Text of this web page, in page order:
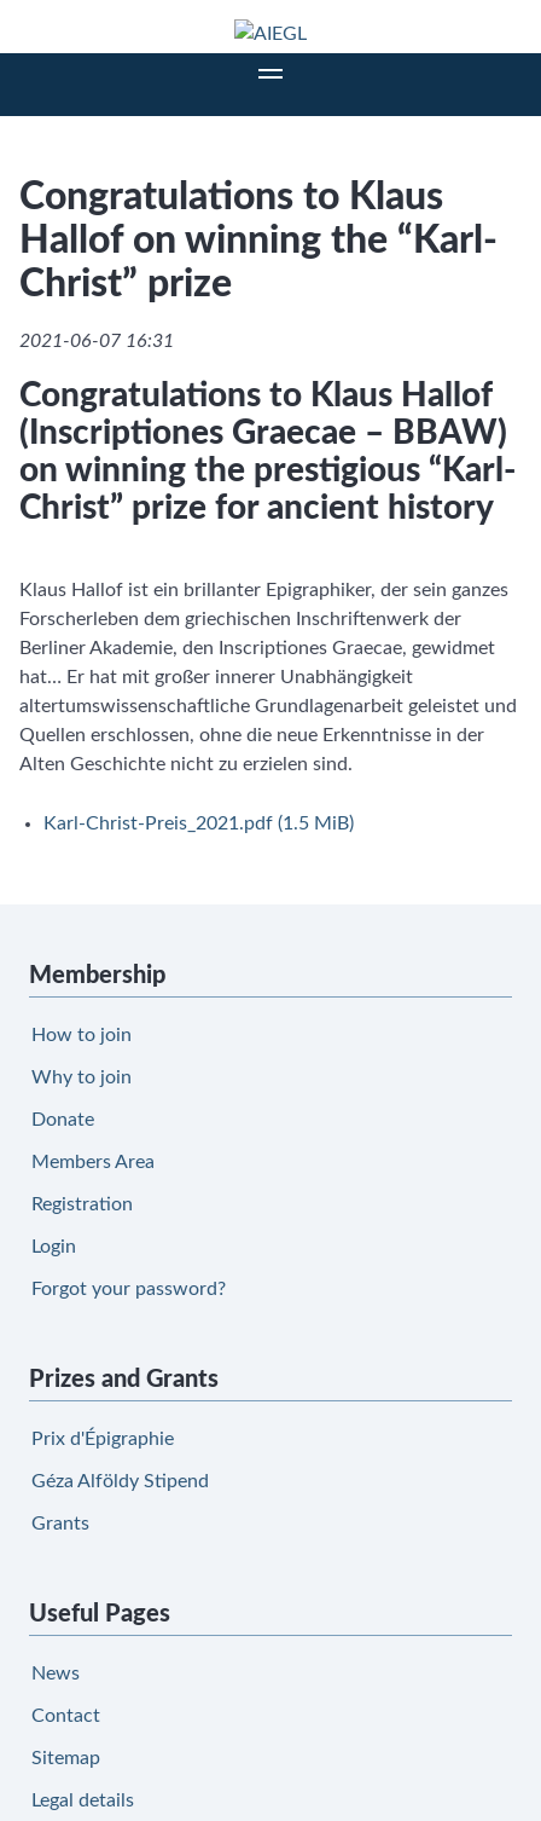
Congratulations to Klaus
Hallof on winning the “Karl-
Christ” prize
2021-06-07 16:31
Congratulations to Klaus Hallof
(Inscriptiones Graecae – BBAW)
on winning the prestigious “Karl-
Christ” prize for ancient history
Klaus Hallof ist ein brillanter Epigraphiker, der sein ganzes
Forscherleben dem griechischen Inschriftenwerk der
Berliner Akademie, den Inscriptiones Graecae, gewidmet
hat… Er hat mit großer innerer Unabhängigkeit
altertumswissenschaftliche Grundlagenarbeit geleistet und
Quellen erschlossen, ohne die neue Erkenntnisse in der
Alten Geschichte nicht zu erzielen sind.
Karl-Christ-Preis_2021.pdf (1.5 MiB)
Membership
How to join
Why to join
Donate
Members Area
Registration
Login
Forgot your password?
Prizes and Grants
Prix d'Épigraphie
Géza Alföldy Stipend
Grants
Useful Pages
News
Contact
Sitemap
Legal details